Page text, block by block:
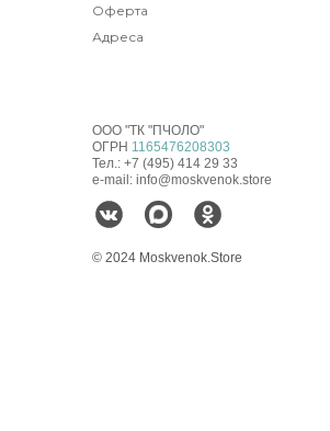
© 2024 Moskvenok.Store
ООО "ТК "ПЧОЛО"
ОГРН 1165476208303
Тел.: +7 (495) 414 29 33
e-mail: info@moskvenok.store
Оферта
Адреса